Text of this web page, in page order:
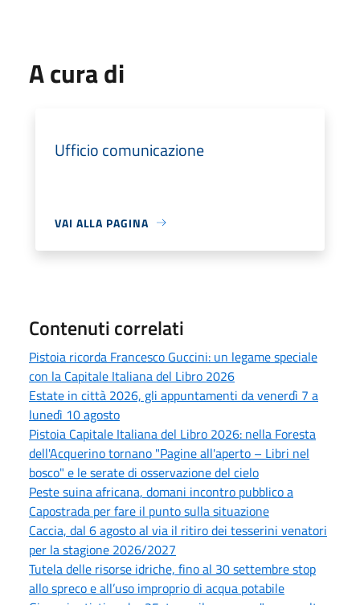
A cura di
Ufficio comunicazione
VAI ALLA PAGINA
Contenuti correlati
Pistoia ricorda Francesco Guccini: un legame speciale
con la Capitale Italiana del Libro 2026
Estate in città 2026, gli appuntamenti da venerdì 7 a
lunedì 10 agosto
Pistoia Capitale Italiana del Libro 2026: nella Foresta
dell'Acquerino tornano "Pagine all'aperto – Libri nel
bosco" e le serate di osservazione del cielo
Peste suina africana, domani incontro pubblico a
Capostrada per fare il punto sulla situazione
Caccia, dal 6 agosto al via il ritiro dei tesserini venatori
per la stagione 2026/2027
Tutela delle risorse idriche, fino al 30 settembre stop
allo spreco e all’uso improprio di acqua potabile